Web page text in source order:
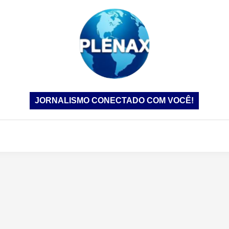
JORNALISMO CONECTADO COM VOCÊ!